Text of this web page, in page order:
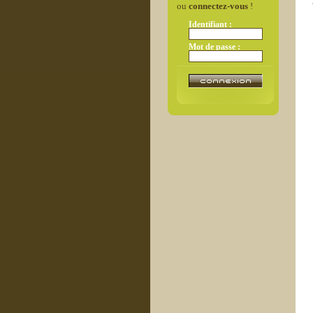
ou connectez-vous!
Identifiant :
Mot de passe :